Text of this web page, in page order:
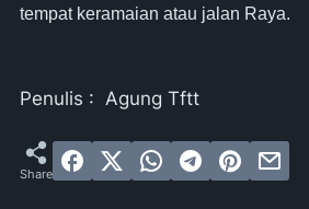
tempat keramaian atau jalan Raya.
Penulis : Agung Tftt